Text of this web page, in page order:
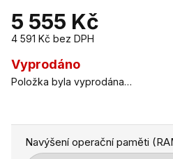
5 555 Kč
4 591 Kč bez DPH
Měrná
cena:
Vyprodáno
Navýšení operační paměti
Položka byla vyprodána…